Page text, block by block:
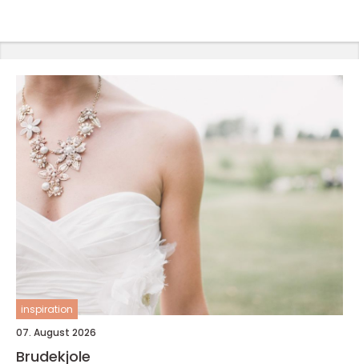
inspiration
07. August 2026
Brudekjole